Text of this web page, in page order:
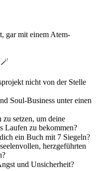
gar mit einem Atem-
nicht von der Stelle
Soul-Business unter einen
setzen, um deine
Laufen zu bekommen?
ein Buch mit 7 Siegeln?
herzgeführten
und Unsicherheit?